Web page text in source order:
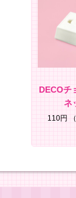
DECO
ネ
110円